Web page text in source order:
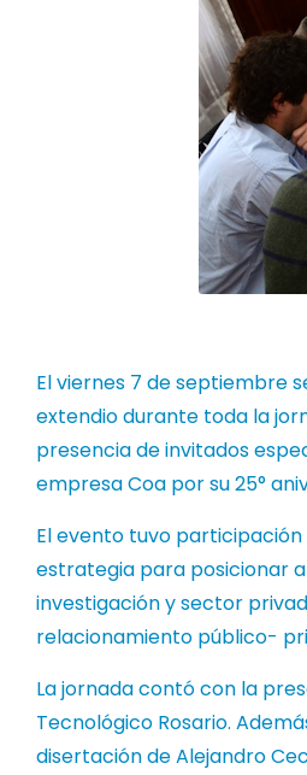
El viernes 7 de septiembre
extendio durante toda la
presencia de invitados
empresa Coa por su 25°
El evento tuvo
estrategia para posicionar
investigación y sector
relacionamiento público-
La jornada contó con la
Tecnológico Rosario.
disertación de Alejandro